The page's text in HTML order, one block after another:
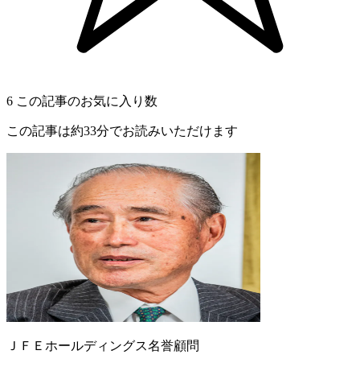
6 この記事のお気に入り数
この記事は約33分でお読みいただけます
ＪＦＥホールディングス名誉顧問